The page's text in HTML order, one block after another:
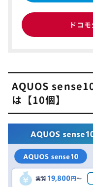
ドコ
AQUOS
は【10個】